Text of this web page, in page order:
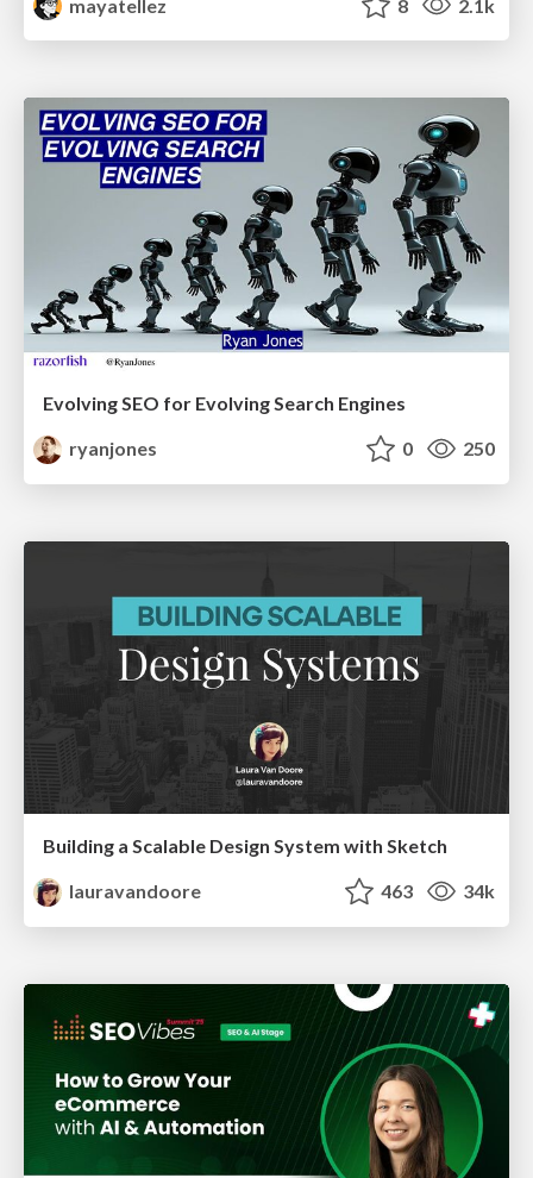
mayatellez
8 2.1k
Evolving SEO for Evolving Search Engines
ryanjones
0 250
Building a Scalable Design System with Sketch
lauravandoore
463 34k